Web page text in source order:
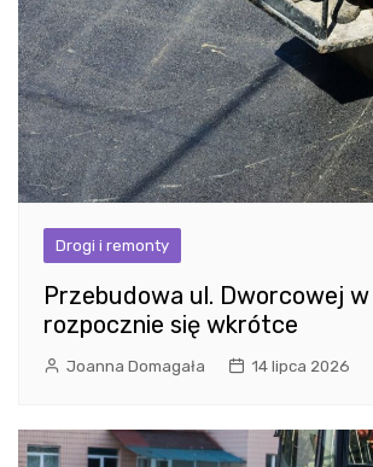
Drogi i remonty
Przebudowa ul. Dworcowej w
rozpocznie się wkrótce
Joanna Domagała 14 lipca 2026